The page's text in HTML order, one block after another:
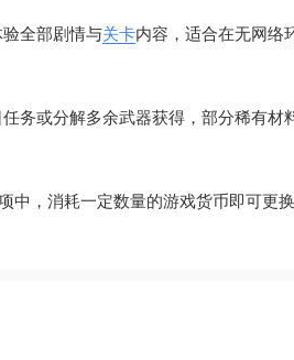
全部剧情与关卡内容，适合在无网络
务或分解多余武器获得，部分稀有材
中，消耗一定数量的游戏货币即可更